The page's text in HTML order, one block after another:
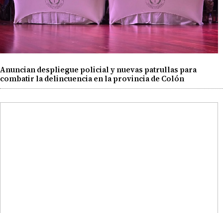
Anuncian despliegue policial y nuevas patrullas para
combatir la delincuencia en la provincia de Colón